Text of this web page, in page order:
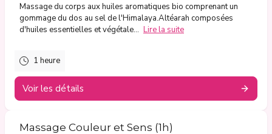
Massage du corps aux huiles aromatiques bio comprenant un
gommage du dos au sel de l'Himalaya.Altéarah composées
d'huiles essentielles et végétale... Lire la suite
1 heure
Voir les détails
Massage Couleur et Sens (1h)